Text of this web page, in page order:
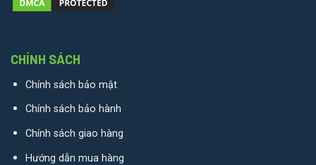
CHÍNH SÁCH
Chính sách bảo mật
Chính sách bảo hành
Chính sách giao hàng
Hướng dẫn mua hàng